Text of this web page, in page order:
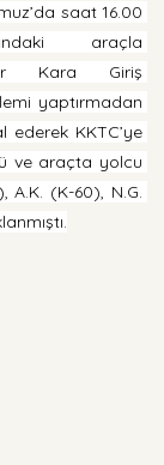
saat 16.00
araçla
Kara Giriş
yaptırmadan
KKTC’ye
ve araçta yolcu
A.K. (K-60), N.G.